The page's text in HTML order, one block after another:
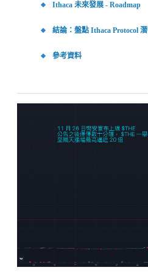
Ithaca 未來發展 - Roadmap
結論：盤點 Ithaca Protocol
參考資料